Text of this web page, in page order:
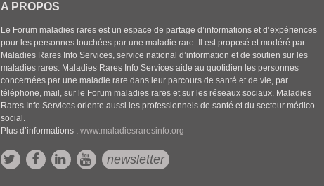
A PROPOS
Le Forum maladies rares est un espace de partage d’informations et d’expériences
pour les personnes touchées par une maladie rare. Il est proposé et modéré par
Maladies Rares Info Services, service national d’information et de soutien sur les
maladies rares. Maladies Rares Info Services aide au quotidien les personnes
concernées par une maladie rare dans leur parcours de santé et de vie, par
téléphone, mail, sur le Forum maladies rares et sur les réseaux sociaux. Maladies
Rares Info Services oriente aussi les professionnels de santé et du secteur médico-
social.
Plus d’informations :www.maladiesraresinfo.org
newsletter